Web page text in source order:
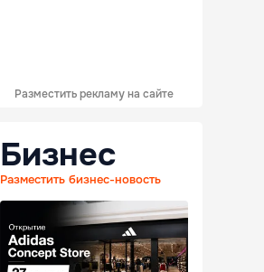
Разместить рекламу на сайте
Бизнес
Разместить бизнес-новость